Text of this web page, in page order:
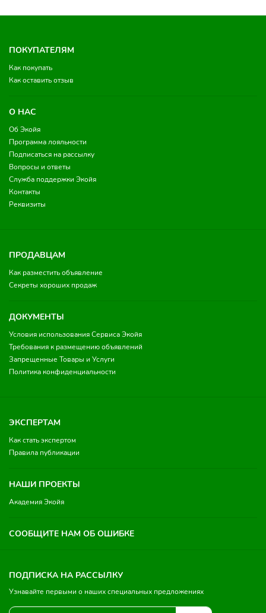
ПОКУПАТЕЛЯМ
Как покупать
Как оставить отзыв
О НАС
Об Экойя
Программа лояльности
Подписаться на рассылку
Вопросы и ответы
Служба поддержки Экойя
Контакты
Реквизиты
ПРОДАВЦАМ
Как разместить объявление
Секреты хороших продаж
ДОКУМЕНТЫ
Условия использования Сервиса Экойя
Требования к размещению объявлений
Запрещенные Товары и Услуги
Политика конфиденциальности
ЭКСПЕРТАМ
Как стать экспертом
Правила публикации
НАШИ ПРОЕКТЫ
Академия Экойя
СООБЩИТЕ НАМ ОБ ОШИБКЕ
ПОДПИСКА НА РАССЫЛКУ
Узнавайте первыми о наших специальных предложениях